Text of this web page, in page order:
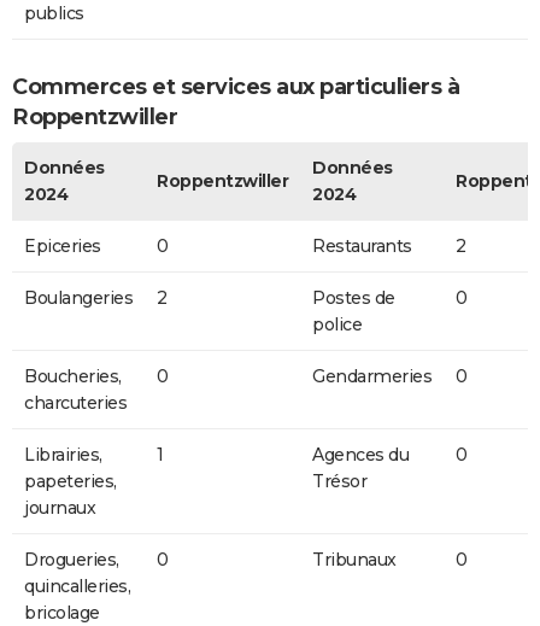
publics
Commerces et services aux particuliers à
Roppentzwiller
Données
2024
Roppentzwiller
Données
2024
Epiceries 0 Restaurants 2
Boulangeries 2
Postes de
police
0
Boucheries,
charcuteries
0 Gendarmeries 0
Librairies,
papeteries,
journaux
1
Agences du
Trésor
0
Drogueries,
quincalleries,
bricolage
0 Tribunaux 0